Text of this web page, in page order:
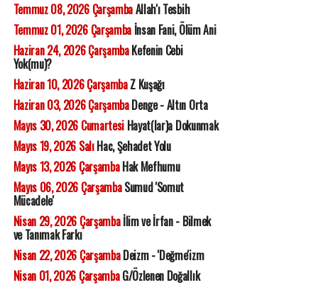
Temmuz 08, 2026 ÇarşambaAllah'ı Tesbih
Temmuz 01, 2026 Çarşambaİnsan Fani, Ölüm Ani
Haziran 24, 2026 ÇarşambaKefenin Cebi
Yok(mu)?
Haziran 10, 2026 ÇarşambaZ Kuşağı
Haziran 03, 2026 ÇarşambaDenge - Altın Orta
Mayıs 30, 2026 CumartesiHayat(lar)a Dokunmak
Mayıs 19, 2026 SalıHac, Şehadet Yolu
Mayıs 13, 2026 ÇarşambaHak Mefhumu
Mayıs 06, 2026 ÇarşambaSumud 'Somut
Mücadele'
Nisan 29, 2026 Çarşambaİlim ve İrfan - Bilmek
ve Tanımak Farkı
Nisan 22, 2026 ÇarşambaDeizm - 'Değme'izm
Nisan 01, 2026 ÇarşambaG/Özlenen Doğallık